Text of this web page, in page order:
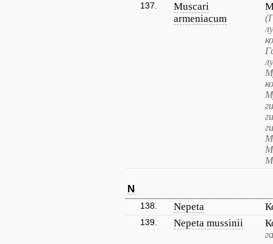
137.
Muscari
armeniacum
N
138. Nepeta
139. Nepeta mussinii